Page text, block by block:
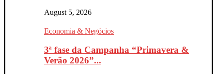
August 5, 2026
Economia & Negócios
3ª fase da Campanha “Primavera &
Verão 2026”...